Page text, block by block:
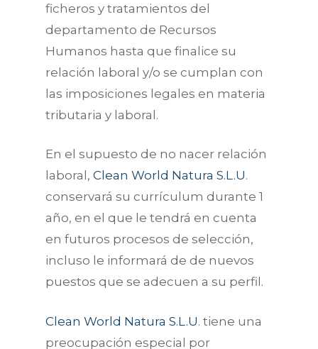
ficheros y tratamientos del
departamento de Recursos
Humanos hasta que finalice su
relación laboral y/o se cumplan con
las imposiciones legales en materia
tributaria y laboral.
En el supuesto de no nacer relación
laboral,Clean World Natura S.L.U.
conservará su currículum durante 1
año, en el que le tendrá en cuenta
en futuros procesos de selección,
incluso le informará de de nuevos
puestos que se adecuen a su perfil.
Clean World Natura S.L.U. tiene una
preocupación especial por